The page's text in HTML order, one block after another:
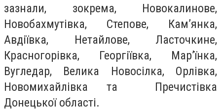
зазнали, зокрема, Новокалинове,
Новобахмутівка, Степове, Кам’янка,
Авдіївка, Нетайлове, Ласточкине,
Красногорівка, Георгіївка, Мар’їнка,
Вугледар, Велика Новосілка, Орлівка,
Новомихайлівка та Пречистівка
Донецької області.